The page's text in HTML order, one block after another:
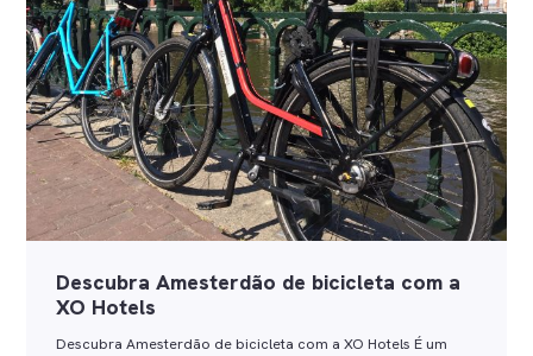
Descubra Amesterdão de bicicleta com a
XO Hotels
Descubra Amesterdão de bicicleta com a XO Hotels É um